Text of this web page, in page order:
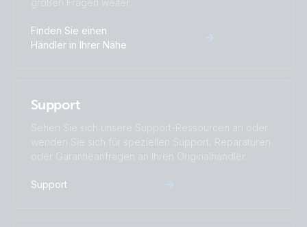
großen Fragen weiter.
Finden Sie einen
Händler in Ihrer Nähe
Support
Sehen Sie sich unsere Support-Ressourcen an oder
wenden Sie sich für speziellen Support, Reparaturen
oder Garantieanfragen an Ihren Originalhändler.
Support